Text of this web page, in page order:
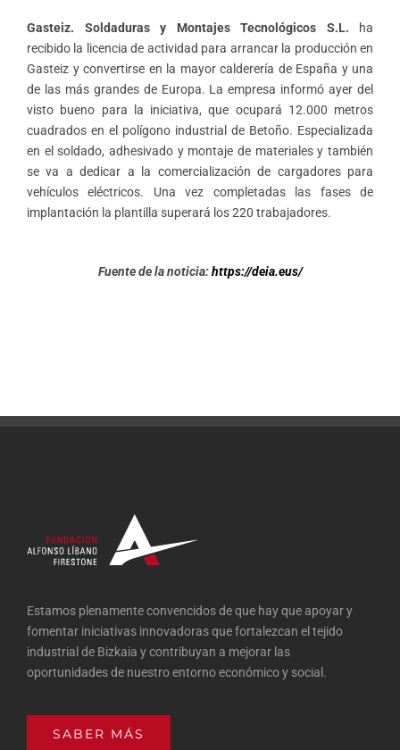
Gasteiz. Soldaduras y Montajes Tecnológicos S.L.
ha
recibido la licencia de actividad para arrancar la producción en
Gasteiz y convertirse en la mayor calderería de España y una
de las más grandes de Europa. La empresa informó ayer del
visto bueno para la iniciativa, que ocupará 12.000 metros
cuadrados en el polígono industrial de Betoño. Especializada
en el soldado, adhesivado y montaje de materiales y también
se va a dedicar a la comercialización de cargadores para
vehículos eléctricos. Una vez completadas las fases de
implantación la plantilla superará los 220 trabajadores.
Fuente de la noticia:https://deia.eus/
Estamos plenamente convencidos de que hay que apoyar y
fomentar iniciativas innovadoras que fortalezcan el tejido
industrial de Bizkaia y contribuyan a mejorar las
oportunidades de nuestro entorno económico y social.
SABER MÁS